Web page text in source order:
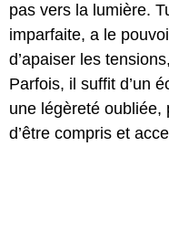
pas vers la lumière.
imparfaite, a le
d’apaiser les
Parfois, il suffit d’un
une légèreté oubliée,
d’être compris et